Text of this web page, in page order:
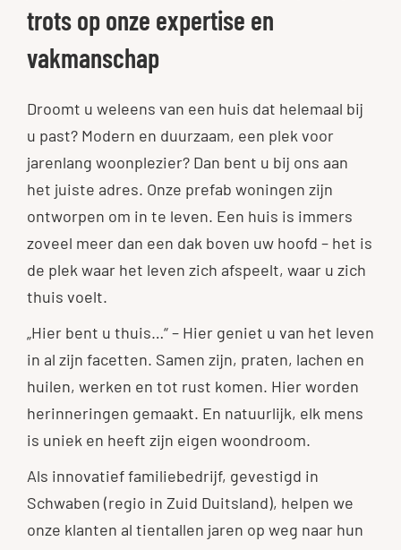
trots op onze expertise en
vakmanschap
Droomt u weleens van een huis dat helemaal bij
u past? Modern en duurzaam, een plek voor
jarenlang woonplezier? Dan bent u bij ons aan
het juiste adres. Onze prefab woningen zijn
ontworpen om in te leven. Een huis is immers
zoveel meer dan een dak boven uw hoofd – het is
de plek waar het leven zich afspeelt, waar u zich
thuis voelt.
„Hier bent u thuis…“ – Hier geniet u van het leven
in al zijn facetten. Samen zijn, praten, lachen en
huilen, werken en tot rust komen. Hier worden
herinneringen gemaakt. En natuurlijk, elk mens
is uniek en heeft zijn eigen woondroom.
Als innovatief familiebedrijf, gevestigd in
Schwaben (regio in Zuid Duitsland), helpen we
onze klanten al tientallen jaren op weg naar hun